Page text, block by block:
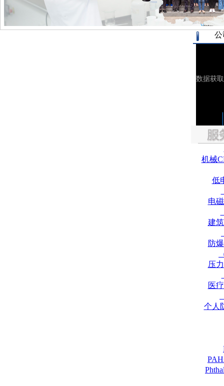
公
机械
低
电
建
防
压
医
个人